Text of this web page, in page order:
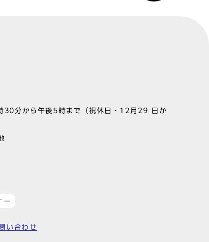
30分から午後5時まで（祝休日・12月29 日か
ー
い合わせ